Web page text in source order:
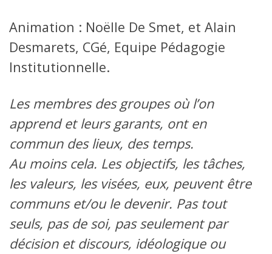
Animation : Noëlle De Smet, et Alain
Desmarets, CGé, Equipe Pédagogie
Institutionnelle.
Les membres des groupes où l’on
apprend et leurs garants, ont en
commun des lieux, des temps.
Au moins cela. Les objectifs, les tâches,
les valeurs, les visées, eux, peuvent être
communs et/ou le devenir. Pas tout
seuls, pas de soi, pas seulement par
décision et discours, idéologique ou